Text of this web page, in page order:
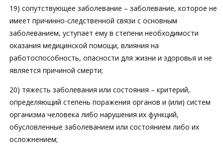
19) сопутствующее заболевание – заболевание, которое не
имеет причинно-следственной связи с основным
заболеванием, уступает ему в степени необходимости
оказания медицинской помощи, влияния на
работоспособность, опасности для жизни и здоровья и не
является причиной смерти;
20) тяжесть заболевания или состояния – критерий,
определяющий степень поражения органов и (или) систем
организма человека либо нарушения их функций,
обусловленные заболеванием или состоянием либо их
осложнением;